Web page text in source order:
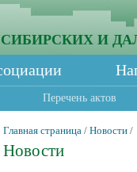
И
Перечень актов
Главная страница / Новости /
Новости